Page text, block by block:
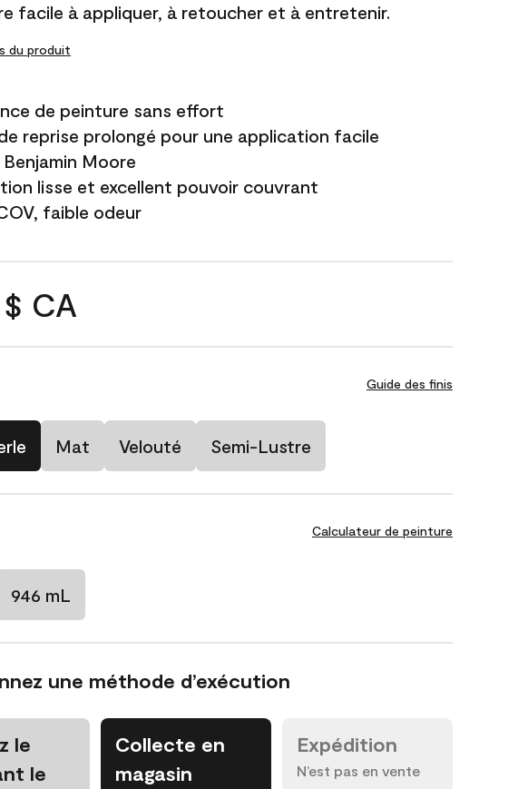
facile à appliquer, à retoucher et à entretenir.
du produit
de peinture sans effort
reprise prolongé pour une application facile
Moore
lisse et excellent pouvoir couvrant
faible odeur
CA
Guide des finis
Mat Velouté Semi-Lustre
Calculateur de peinture
946 mL
une méthode d’exécution
le
le
Collecte en
magasin
Expédition
N’est pas en vente